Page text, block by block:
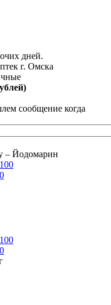
дней.
г. Омска
сообщение когда
– Йодомарин